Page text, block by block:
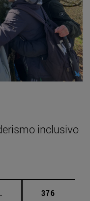
inclusivo
Páginas intermedias
Página
376